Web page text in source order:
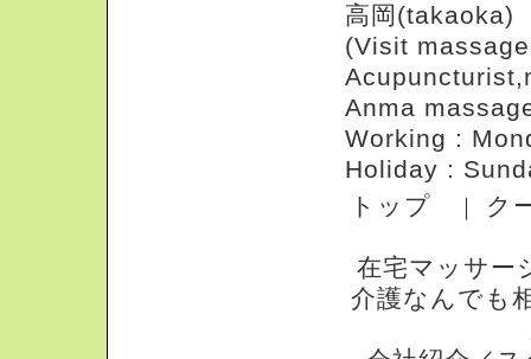
高岡(takaoka)
(Visit
Anma
Working :
Holiday :
トップ ｜ ク
在宅マッサー
介護なんでも